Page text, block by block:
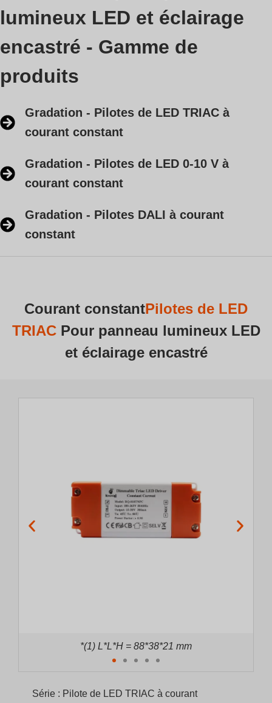
lumineux LED et éclairage
encastré - Gamme de
produits
Gradation - Pilotes de LED TRIAC à
courant constant
Gradation - Pilotes de LED 0-10 V à
courant constant
Gradation - Pilotes DALI à courant
constant
Courant constantPilotes de LED
TRIAC Pour panneau lumineux LED
et éclairage encastré
*(2) L*L*H = 100*43*21 mm
Série : Pilote de LED TRIAC à courant